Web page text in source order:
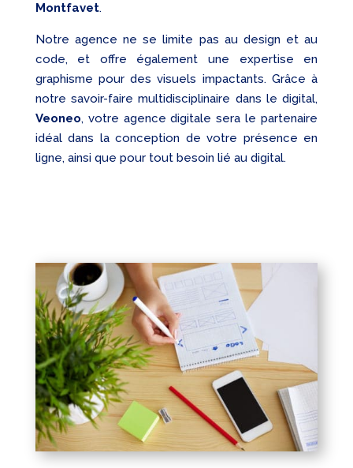
Montfavet.
Notre agence ne se limite pas au design et au
code, et offre également une expertise en
graphisme pour des visuels impactants. Grâce à
notre savoir-faire multidisciplinaire dans le digital,
Veoneo, votre agence digitale sera le partenaire
idéal dans la conception de votre présence en
ligne, ainsi que pour tout besoin lié au digital.